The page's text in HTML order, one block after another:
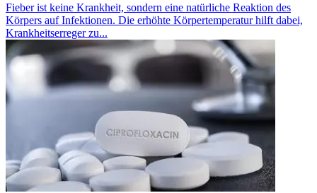
Fieber ist keine Krankheit, sondern eine natürliche Reaktion des
Körpers auf Infektionen. Die erhöhte Körpertemperatur hilft dabei,
Krankheitserreger zu...